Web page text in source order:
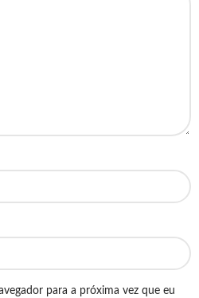
para a próxima vez que eu